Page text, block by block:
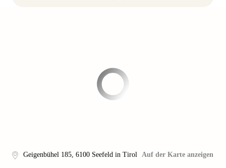
Geigenbühel 185, 6100 Seefeld in Tirol Auf der Karte anzeigen